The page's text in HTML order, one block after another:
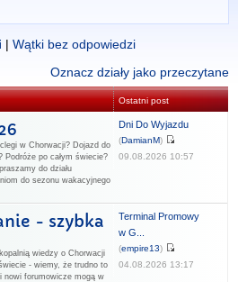
| Wątki bez odpowiedzi
Oznacz działy jako przeczytane
Ostatni post
w Chorwacji? Dojazd do
Podróże po całym świecie?
do działu
do sezonu wakacyjnego
Dni Do Wyjazdu
(DamianM)
09.08.2026 10:57
- szybka
wiedzy o Chorwacji
- wiemy, że trudno to
nowi forumowicze mogą w
Terminal Promowy
w G...
(empire13)
04.08.2026 13:17